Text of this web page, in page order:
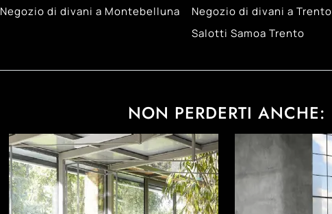
Negozio di divani a Montebelluna Negozio di divani a Trento
Salotti Samoa Trento
NON PERDERTI ANCHE: